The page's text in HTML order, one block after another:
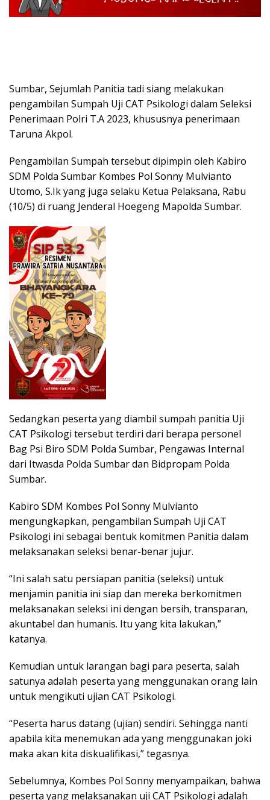
Sumbar, Sejumlah Panitia tadi siang melakukan
pengambilan Sumpah Uji CAT Psikologi dalam Seleksi
Penerimaan Polri T.A 2023, khususnya penerimaan
Taruna Akpol.
Pengambilan Sumpah tersebut dipimpin oleh Kabiro
SDM Polda Sumbar Kombes Pol Sonny Mulvianto
Utomo, S.Ik yang juga selaku Ketua Pelaksana, Rabu
(10/5) di ruang Jenderal Hoegeng Mapolda Sumbar.
Sedangkan peserta yang diambil sumpah panitia Uji
CAT Psikologi tersebut terdiri dari berapa personel
Bag Psi Biro SDM Polda Sumbar, Pengawas Internal
dari Itwasda Polda Sumbar dan Bidpropam Polda
Sumbar.
Kabiro SDM Kombes Pol Sonny Mulvianto
mengungkapkan, pengambilan Sumpah Uji CAT
Psikologi ini sebagai bentuk komitmen Panitia dalam
melaksanakan seleksi benar-benar jujur.
“Ini salah satu persiapan panitia (seleksi) untuk
menjamin panitia ini siap dan mereka berkomitmen
melaksanakan seleksi ini dengan bersih, transparan,
akuntabel dan humanis. Itu yang kita lakukan,”
katanya.
Kemudian untuk larangan bagi para peserta, salah
satunya adalah peserta yang menggunakan orang lain
untuk mengikuti ujian CAT Psikologi.
“Peserta harus datang (ujian) sendiri. Sehingga nanti
apabila kita menemukan ada yang menggunakan joki
maka akan kita diskualifikasi,” tegasnya.
Sebelumnya, Kombes Pol Sonny menyampaikan, bahwa
peserta yang melaksanakan uji CAT Psikologi adalah